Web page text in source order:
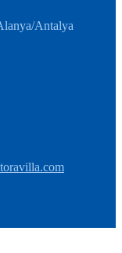
Antalya
toravilla.com